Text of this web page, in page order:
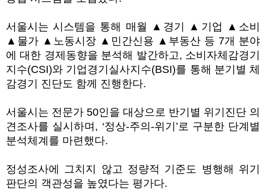
서울시는 시스템을 통해 매월 ▲경기 ▲기업 ▲소비
▲물가 ▲노동시장 ▲민간신용 ▲부동산 등 7개 분야
에 대한 경제동향을 분석해 발간하고, 소비자체감경기
지수(CSI)와 기업경기실사지수(BSI)를 통해 분기별 체
감경기 진단도 함께 진행한다.
서울시는 전문가 50인을 대상으로 반기별 위기진단 의
견조사를 실시하며, ‘정상-주의-위기’로 구분한 단계별
분석체계를 마련했다.
정성조사에 그치지 않고 정량적 기준도 병행해 위기
판단의 객관성을 높였다는 평가다.